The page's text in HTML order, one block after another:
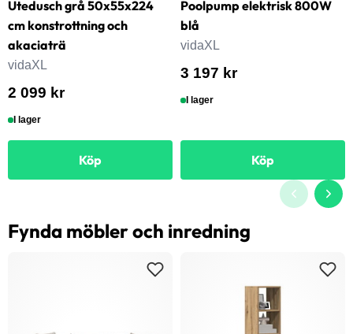
Utedusch grå 50x55x224
cm konstrottning och
akaciaträ
vidaXL
2 099 kr
I lager
Köp
Poolpump elektrisk 800W
blå
vidaXL
3 197 kr
I lager
Köp
Fynda möbler och inredning